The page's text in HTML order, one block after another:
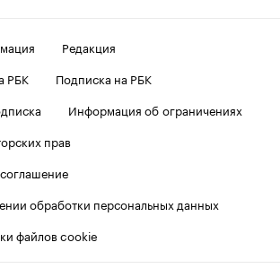
Редакция
РБК
Подписка на РБК
Информация об ограничениях
прав
обработки персональных данных
файлов cookie